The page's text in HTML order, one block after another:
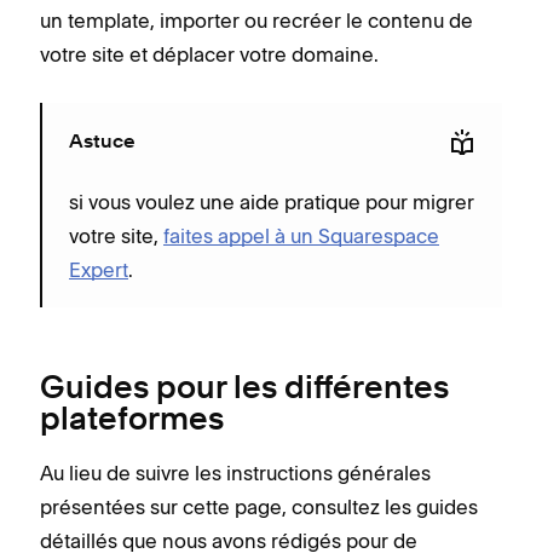
un template, importer ou recréer le contenu de
votre site et déplacer votre domaine.
Astuce
si vous voulez une aide pratique pour migrer
votre site, faites appel à un Squarespace
Expert.
Guides pour les différentes
plateformes
Au lieu de suivre les instructions générales
présentées sur cette page, consultez les guides
détaillés que nous avons rédigés pour de